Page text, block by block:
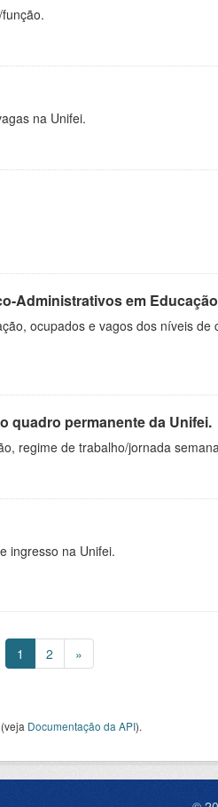
na Unifei.
Administrativos em
ocupados e vagos dos níveis de
quadro permanente da Unifei.
regime de trabalho/jornada
ingresso na Unifei.
1 2 »
(veja Documentação da API).